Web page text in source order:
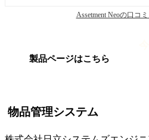
Assetment Neoの口コ
製品ページはこちら
物品管理システム